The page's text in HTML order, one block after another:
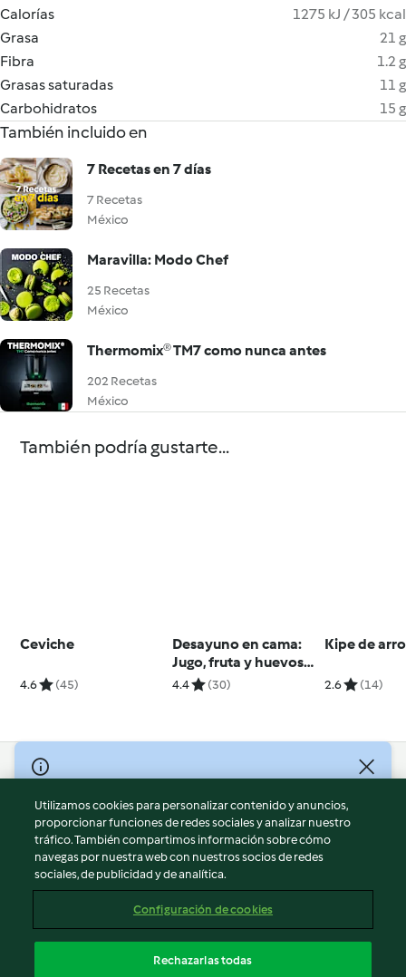
Calorías
1275 kJ / 305 kcal
Grasa
21 g
Fibra
1.2 g
Grasas saturadas
11 g
Carbohidratos
15 g
También incluido en
7 Recetas en 7 días
7 Recetas
México
Maravilla: Modo Chef
25 Recetas
México
Thermomix® TM7 como nunca antes
202 Recetas
México
También podría gustarte...
Ceviche
4.6 (45)
Desayuno en cama:
Jugo, fruta y huevos
benedictinos TM6
4.4 (30)
Kipe de
2.6 (14)
© Copyright 2026
Términos de uso
Política de privacidad
Aviso legal
Información legal
Reportar contenido
Utilizamos cookies para personalizar contenido y anuncios,
proporcionar funciones de redes sociales y analizar nuestro
tráfico. También compartimos información sobre cómo
navegas por nuestra web con nuestros socios de redes
sociales, de publicidad y de analítica.
Configuración de cookies
Rechazarlas todas